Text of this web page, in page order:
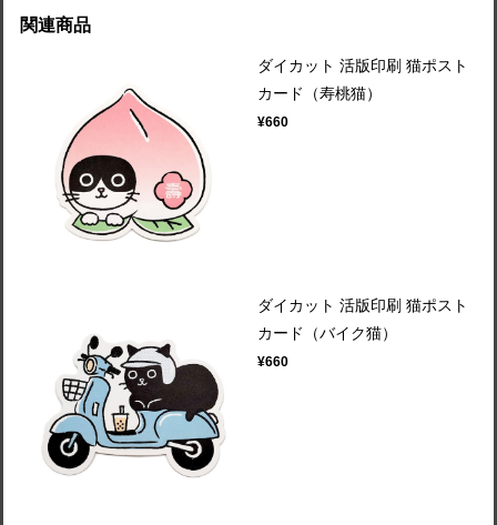
関連商品
ダイカット 活版印刷 猫ポスト
カード（寿桃猫）
¥660
ダイカット 活版印刷 猫ポスト
カード（バイク猫）
¥660